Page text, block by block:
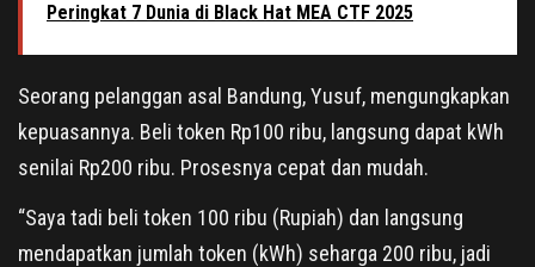
Peringkat 7 Dunia di Black Hat MEA CTF 2025
Seorang pelanggan asal Bandung, Yusuf, mengungkapkan
kepuasannya. Beli token Rp100 ribu, langsung dapat kWh
senilai Rp200 ribu. Prosesnya cepat dan mudah.
“Saya tadi beli token 100 ribu (Rupiah) dan langsung
mendapatkan jumlah token (kWh) seharga 200 ribu, jadi